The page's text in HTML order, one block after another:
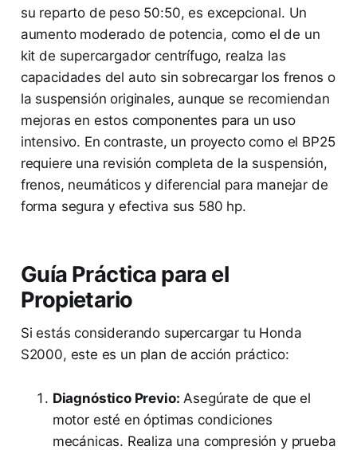
su reparto de peso 50:50, es excepcional. Un
aumento moderado de potencia, como el de un
kit de supercargador centrífugo, realza las
capacidades del auto sin sobrecargar los frenos o
la suspensión originales, aunque se recomiendan
mejoras en estos componentes para un uso
intensivo. En contraste, un proyecto como el BP25
requiere una revisión completa de la suspensión,
frenos, neumáticos y diferencial para manejar de
forma segura y efectiva sus 580 hp.
Guía Práctica para el
Propietario
Si estás considerando supercargar tu Honda
S2000, este es un plan de acción práctico:
Diagnóstico Previo: Asegúrate de que el
motor esté en óptimas condiciones
mecánicas. Realiza una compresión y prueba